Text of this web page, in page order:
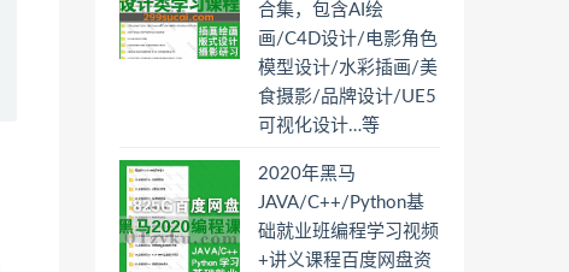
合集，包含AI绘
画/C4D设计/电影角色
模型设计/水彩插画/美
食摄影/品牌设计/UE5
可视化设计…等
2020年黑马
JAVA/C++/Python基
础就业班编程学习视频
+讲义课程百度网盘资